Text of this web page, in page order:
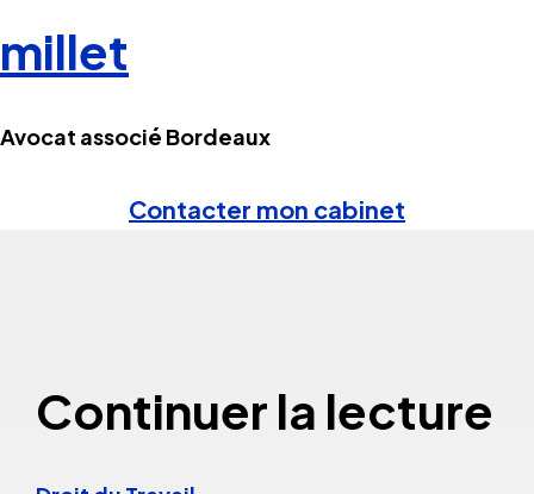
millet
Avocat associé Bordeaux
Contacter mon cabinet
Continuer la lecture